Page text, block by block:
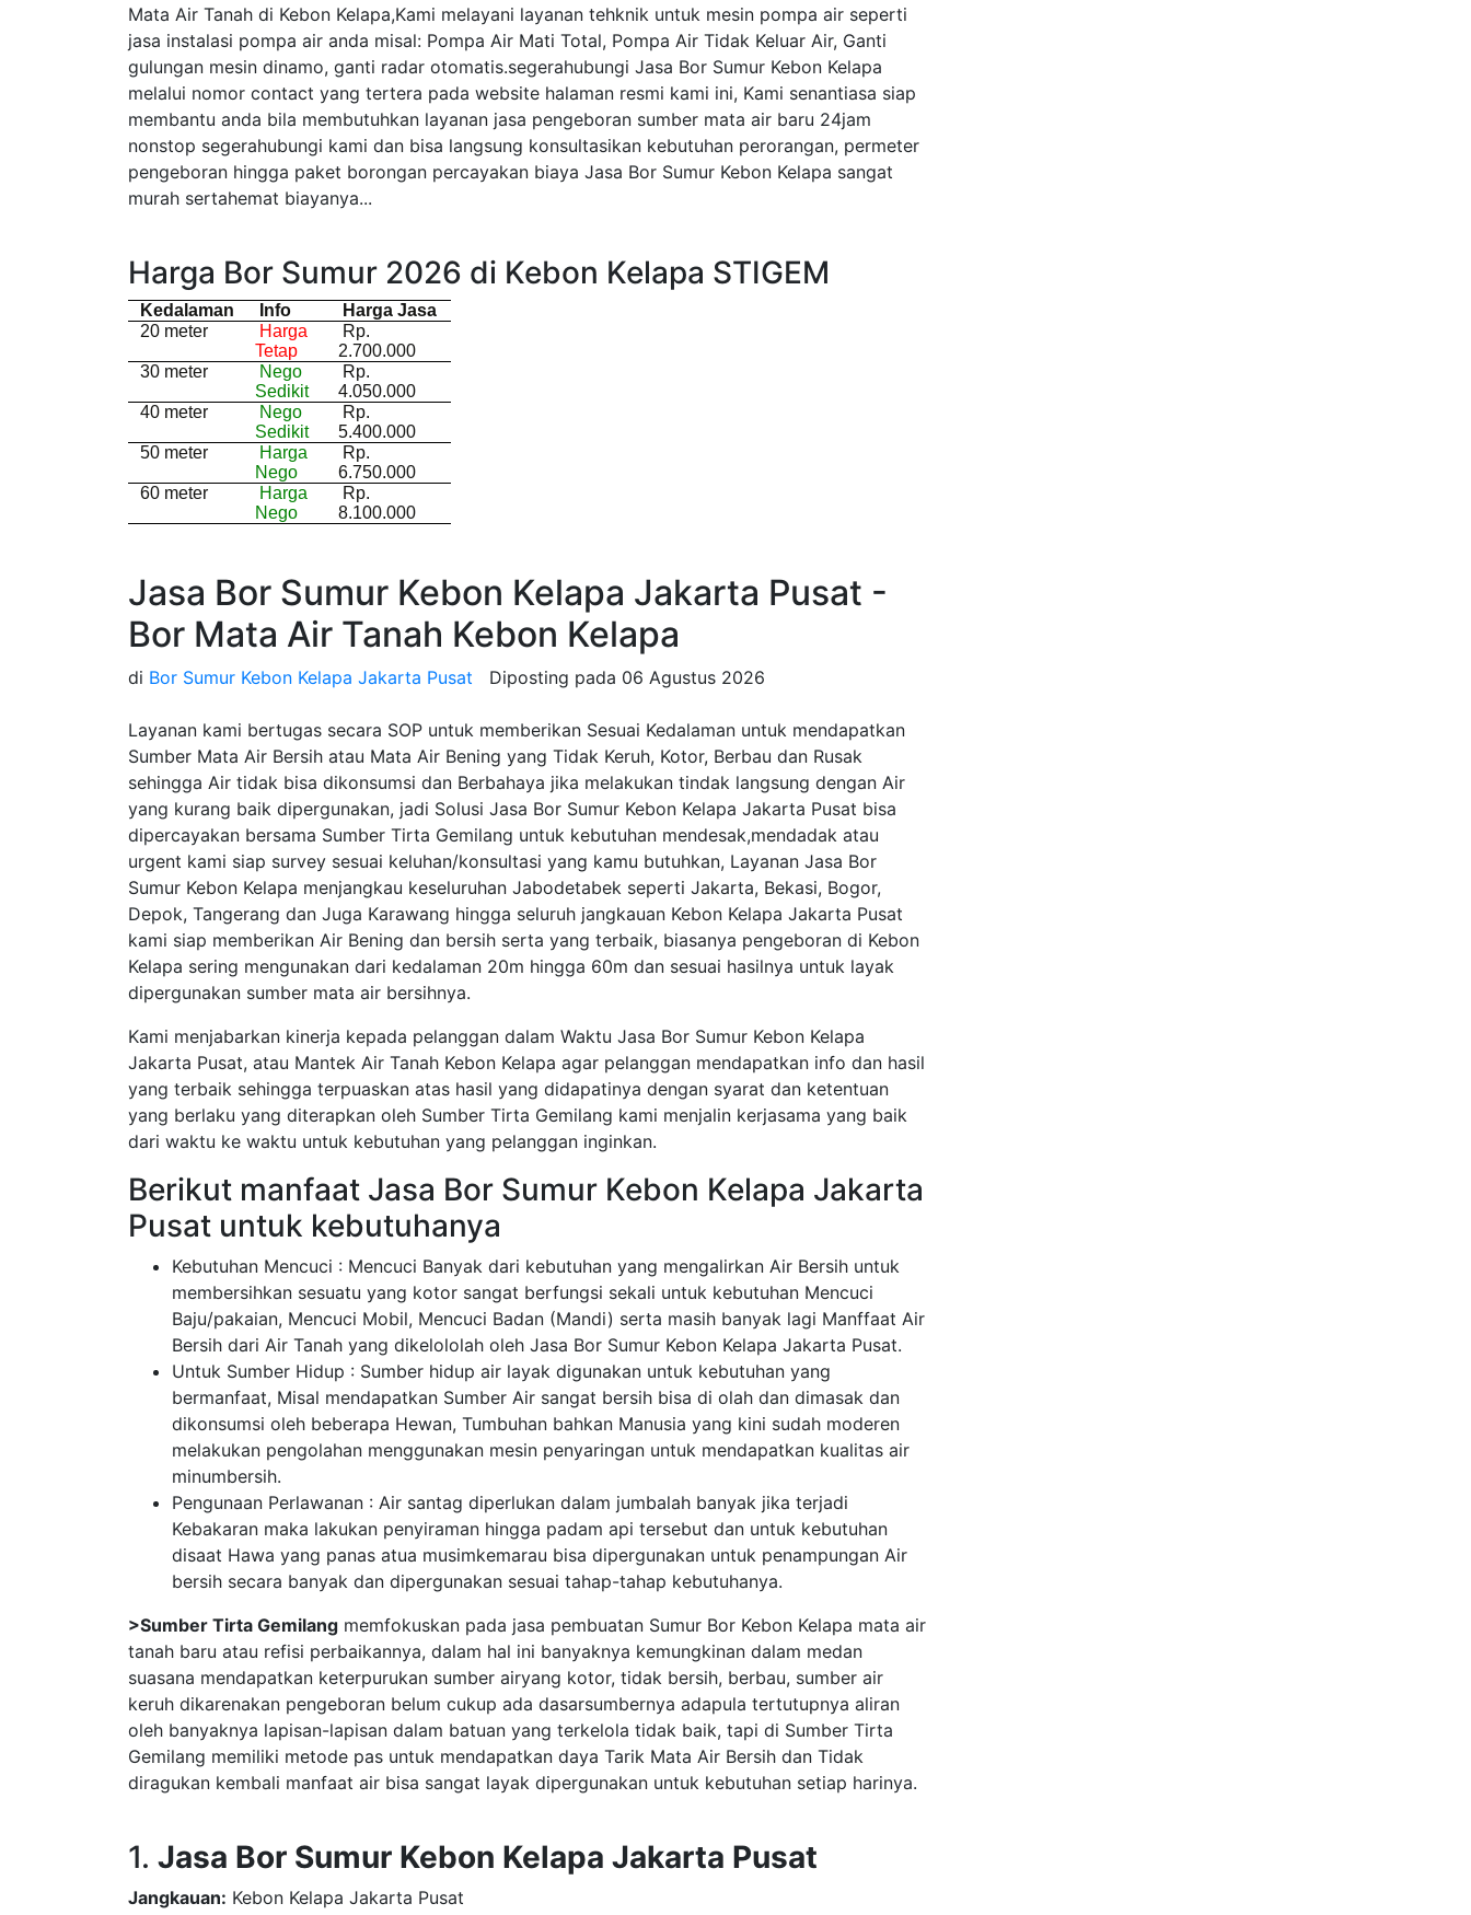
Mata Air Tanah di Kebon Kelapa,Kami melayani layanan tehknik untuk mesin pompa air seperti
jasa instalasi pompa air anda misal: Pompa Air Mati Total, Pompa Air Tidak Keluar Air, Ganti
gulungan mesin dinamo, ganti radar otomatis.segerahubungi Jasa Bor Sumur Kebon Kelapa
melalui nomor contact yang tertera pada website halaman resmi kami ini, Kami senantiasa siap
membantu anda bila membutuhkan layanan jasa pengeboran sumber mata air baru 24jam
nonstop segerahubungi kami dan bisa langsung konsultasikan kebutuhan perorangan, permeter
pengeboran hingga paket borongan percayakan biaya Jasa Bor Sumur Kebon Kelapa sangat
murah sertahemat biayanya...
Harga Bor Sumur 2026 di Kebon Kelapa STIGEM
Kedalaman Info
Harga Jasa
20 meter
Harga
Tetap
Rp.
2.700.000
30 meter
Nego
Sedikit
Rp.
4.050.000
40 meter
Nego
Sedikit
Rp.
5.400.000
50 meter
Harga
Nego
Rp.
6.750.000
60 meter
Harga
Nego
Rp.
8.100.000
Jasa Bor Sumur Kebon Kelapa Jakarta Pusat -
Bor Mata Air Tanah Kebon Kelapa
di Bor Sumur Kebon Kelapa Jakarta Pusat Diposting pada 06 Agustus 2026
Layanan kami bertugas secara SOP untuk memberikan Sesuai Kedalaman untuk mendapatkan
Sumber Mata Air Bersih atau Mata Air Bening yang Tidak Keruh, Kotor, Berbau dan Rusak
sehingga Air tidak bisa dikonsumsi dan Berbahaya jika melakukan tindak langsung dengan Air
yang kurang baik dipergunakan, jadi Solusi Jasa Bor Sumur Kebon Kelapa Jakarta Pusat bisa
dipercayakan bersama Sumber Tirta Gemilang untuk kebutuhan mendesak,mendadak atau
urgent kami siap survey sesuai keluhan/konsultasi yang kamu butuhkan, Layanan Jasa Bor
Sumur Kebon Kelapa menjangkau keseluruhan Jabodetabek seperti Jakarta, Bekasi, Bogor,
Depok, Tangerang dan Juga Karawang hingga seluruh jangkauan Kebon Kelapa Jakarta Pusat
kami siap memberikan Air Bening dan bersih serta yang terbaik, biasanya pengeboran di Kebon
Kelapa sering mengunakan dari kedalaman 20m hingga 60m dan sesuai hasilnya untuk layak
dipergunakan sumber mata air bersihnya.
Kami menjabarkan kinerja kepada pelanggan dalam Waktu Jasa Bor Sumur Kebon Kelapa
Jakarta Pusat, atau Mantek Air Tanah Kebon Kelapa agar pelanggan mendapatkan info dan hasil
yang terbaik sehingga terpuaskan atas hasil yang didapatinya dengan syarat dan ketentuan
yang berlaku yang diterapkan oleh Sumber Tirta Gemilang kami menjalin kerjasama yang baik
dari waktu ke waktu untuk kebutuhan yang pelanggan inginkan.
Berikut manfaat Jasa Bor Sumur Kebon Kelapa Jakarta
Pusat untuk kebutuhanya
Kebutuhan Mencuci : Mencuci Banyak dari kebutuhan yang mengalirkan Air Bersih untuk
membersihkan sesuatu yang kotor sangat berfungsi sekali untuk kebutuhan Mencuci
Baju/pakaian, Mencuci Mobil, Mencuci Badan (Mandi) serta masih banyak lagi Manffaat Air
Bersih dari Air Tanah yang dikelololah oleh Jasa Bor Sumur Kebon Kelapa Jakarta Pusat.
Untuk Sumber Hidup : Sumber hidup air layak digunakan untuk kebutuhan yang
bermanfaat, Misal mendapatkan Sumber Air sangat bersih bisa di olah dan dimasak dan
dikonsumsi oleh beberapa Hewan, Tumbuhan bahkan Manusia yang kini sudah moderen
melakukan pengolahan menggunakan mesin penyaringan untuk mendapatkan kualitas air
minumbersih.
Pengunaan Perlawanan : Air santag diperlukan dalam jumbalah banyak jika terjadi
Kebakaran maka lakukan penyiraman hingga padam api tersebut dan untuk kebutuhan
disaat Hawa yang panas atua musimkemarau bisa dipergunakan untuk penampungan Air
bersih secara banyak dan dipergunakan sesuai tahap-tahap kebutuhanya.
>Sumber Tirta Gemilang memfokuskan pada jasa pembuatan Sumur Bor Kebon Kelapa mata air
tanah baru atau refisi perbaikannya, dalam hal ini banyaknya kemungkinan dalam medan
suasana mendapatkan keterpurukan sumber airyang kotor, tidak bersih, berbau, sumber air
keruh dikarenakan pengeboran belum cukup ada dasarsumbernya adapula tertutupnya aliran
oleh banyaknya lapisan-lapisan dalam batuan yang terkelola tidak baik, tapi di Sumber Tirta
Gemilang memiliki metode pas untuk mendapatkan daya Tarik Mata Air Bersih dan Tidak
diragukan kembali manfaat air bisa sangat layak dipergunakan untuk kebutuhan setiap harinya.
1. Jasa Bor Sumur Kebon Kelapa Jakarta Pusat
Jangkauan: Kebon Kelapa Jakarta Pusat